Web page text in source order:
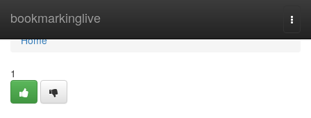
bookmarkinglive
Home
Home
1